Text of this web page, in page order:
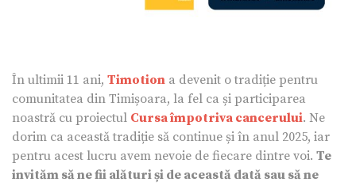
În ultimii 11 ani, Timotion a devenit o tradiție pentru
comunitatea din Timișoara, la fel ca și participarea
noastră cu proiectul Cursa împotriva cancerului. Ne
dorim ca această tradiție să continue și în anul 2025, iar
pentru acest lucru avem nevoie de fiecare dintre voi. Te
invităm să ne fii alături și de această dată sau să ne